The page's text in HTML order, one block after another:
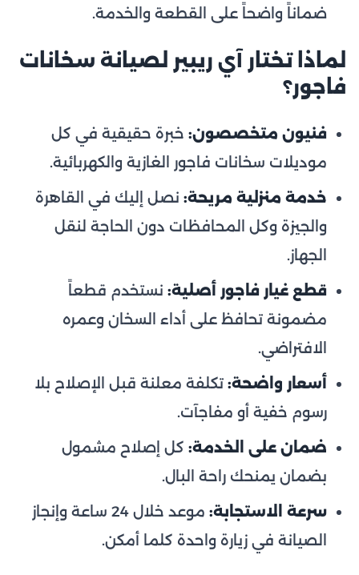
ضماناً واضحاً على القطعة والخدمة.
لماذا تختار آي ريبير لصيانة سخانات
فاجور؟
فنيون متخصصون: خبرة حقيقية في كل
موديلات سخانات فاجور الغازية والكهربائية.
خدمة منزلية مريحة: نصل إليك في القاهرة
والجيزة وكل المحافظات دون الحاجة لنقل
الجهاز.
قطع غيار فاجور أصلية: نستخدم قطعاً
مضمونة تحافظ على أداء السخان وعمره
الافتراضي.
أسعار واضحة: تكلفة معلنة قبل الإصلاح بلا
رسوم خفية أو مفاجآت.
ضمان على الخدمة: كل إصلاح مشمول
بضمان يمنحك راحة البال.
سرعة الاستجابة:
موعد خلال 24 ساعة وإنجاز
الصيانة في زيارة واحدة كلما أمكن.